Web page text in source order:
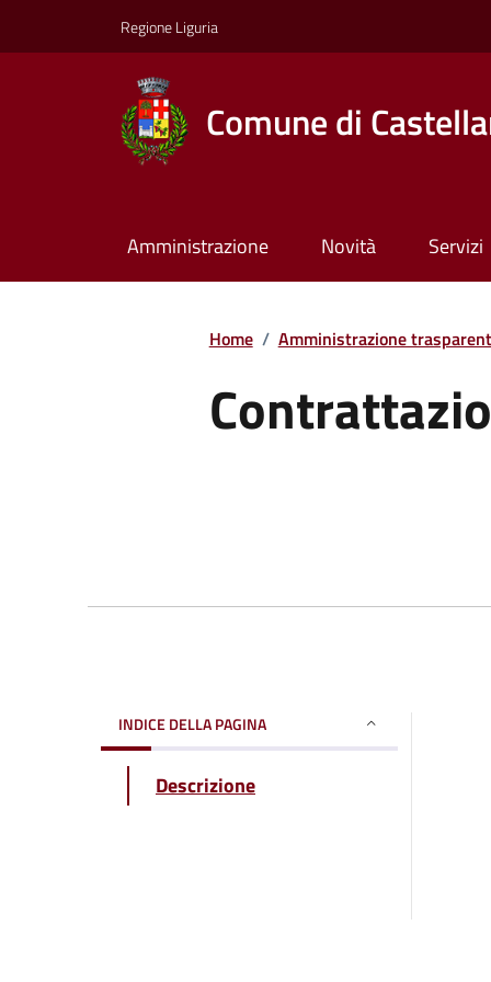
Regione Liguria
Comune di
Amministrazione Novità Servizi
Home / Amministrazione
INDICE DELLA PAGINA
Descrizione